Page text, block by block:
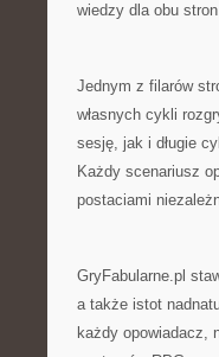
wiedzy dla obu
Jednym z filarów
własnych cykli
sesję, jak i długie
Każdy scenariusz
postaciami
GryFabularne.pl
a także istot
każdy opowiadacz,